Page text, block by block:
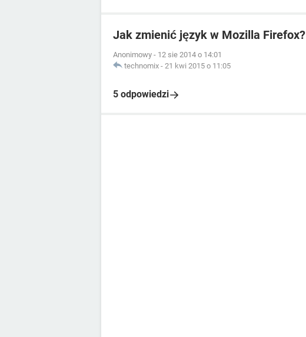
Jak zmienić język w Mozilla Firefox?
Anonimowy - 12 sie 2014 o 14:01
technomix - 21 kwi 2015 o 11:05
5 odpowiedzi